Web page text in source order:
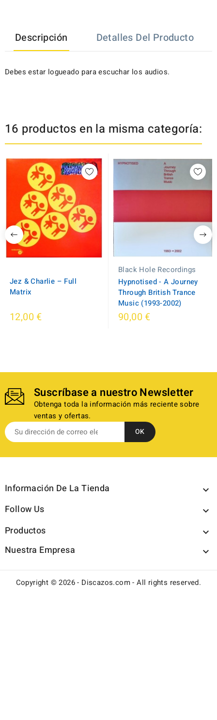
Descripción Detalles Del Producto
Debes estar logueado para escuchar los audios.
16 productos en la misma categoría:
Jez & Charlie ‎– Full
Matrix
12,00 €
Black Hole Recordings
Hypnotised - A Journey
Through British Trance
Music (1993-2002)
90,00 €
Suscríbase a nuestro Newsletter
Obtenga toda la información más reciente sobre
ventas y ofertas.
Información De La Tienda 
Follow Us 
Productos 
Nuestra Empresa 
Copyright © 2026 - Discazos.com - All rights reserved.